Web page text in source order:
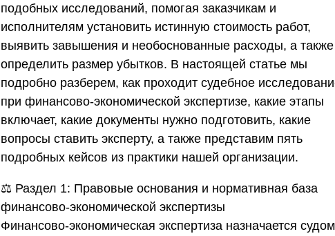
подобных исследований, помогая заказчикам и
исполнителям установить истинную стоимость работ,
выявить завышения и необоснованные расходы, а также
определить размер убытков. В настоящей статье мы
подробно разберем, как проходит судебное
при финансово-экономической экспертизе, какие этапы
включает, какие документы нужно подготовить, какие
вопросы ставить эксперту, а также представим пять
подробных кейсов из практики нашей организации.
⚖️ Раздел 1: Правовые основания и нормативная база
финансово-экономической экспертизы
Финансово-экономическая экспертиза назначается судом